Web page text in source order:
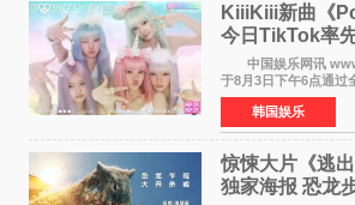
KiiiKiii新曲《
今日TikTok率
全面启动
中国娱乐网讯
于8月3日下午6点通过
将于10日发行的迷你
〈Pop Off Pop Off〉
音源和亮
韩国娱乐
惊悚大片《逃
独家海报 恐龙